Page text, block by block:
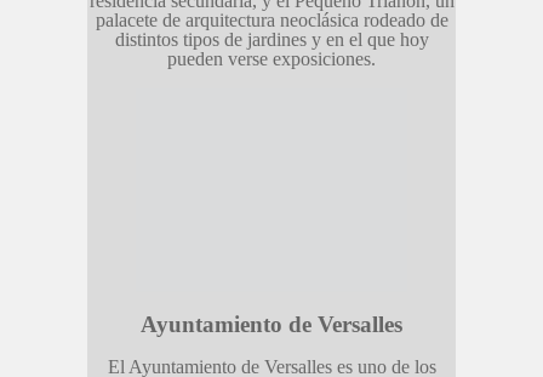
palacete de arquitectura neoclásica rodeado de
distintos tipos de jardines y en el que hoy
pueden verse exposiciones.
Ayuntamiento de Versalles
El Ayuntamiento de Versalles es uno de los